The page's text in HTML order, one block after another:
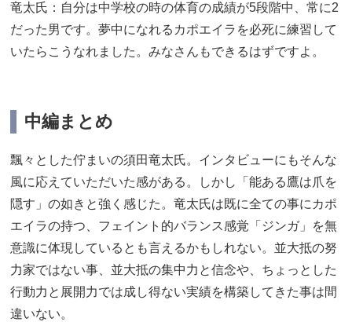
竜太氏：自分は中学校の時の体育の成績が5段階中、常に2
だった男です。夢中になれるカポエイラを必死に練習して
いたらこうなれました。みなさんもできるはずですよ。
中編まとめ
飄々とした佇まいの須田竜太氏。インタビューにもそんな
風に応えていただいた感がある。しかし「能ある鷹は爪を
隠す」の如きと強く感じた。竜太氏は既に全ての事にカポ
エイラの持つ、フェイント的バランス感覚「ジンガ」を無
意識に体現しているとも言えるかもしれない。並大抵の努
力家ではない事、並大抵の集中力と信念や、ちょっとした
行動力と展開力では成し得ない実績を構築してきた事は間
違いない。